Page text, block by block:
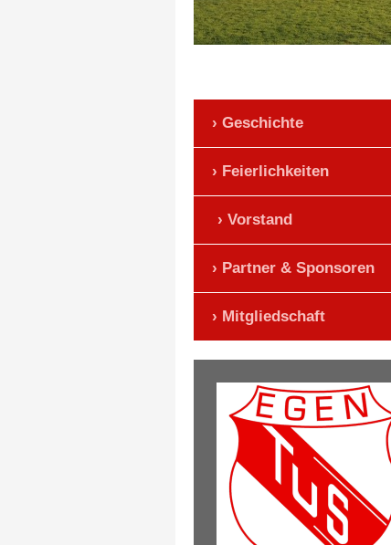
Geschichte
Feierlichkeiten
Vorstand
Partner & Sponsoren
Mitgliedschaft